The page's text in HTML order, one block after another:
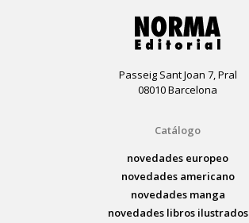
Passeig Sant Joan 7, Pral
08010 Barcelona
Catálogo
novedades europeo
novedades americano
novedades manga
novedades libros ilustrados